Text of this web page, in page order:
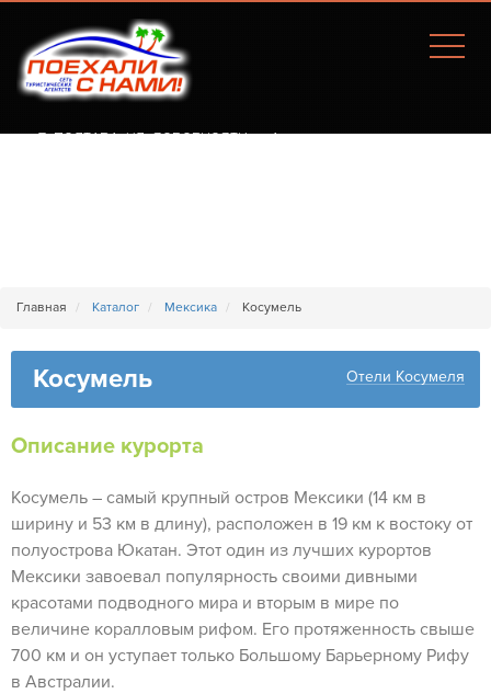
Г. ПОЛТАВА, УЛ. СОБОРНОСТИ, 77А
Главная Каталог Мексика Косумель
Косумель Отели Косумеля
Описание курорта
Косумель – самый крупный остров Мексики (14 км в
ширину и 53 км в длину), расположен в 19 км к востоку от
полуострова Юкатан. Этот один из лучших курортов
Мексики завоевал популярность своими дивными
красотами подводного мира и вторым в мире по
величине коралловым рифом. Его протяженность свыше
700 км и он уступает только Большому Барьерному Рифу
в Австралии.